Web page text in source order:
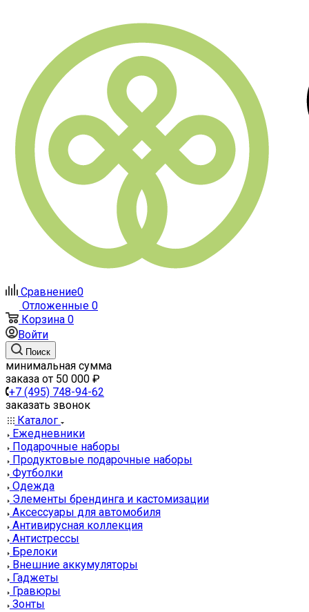
Сравнение0
Отложенные 0
Корзина 0
Войти
Поиск
минимальная сумма
заказа от 50 000 ₽
+7 (495) 748-94-62
заказать звонок
Каталог
Ежедневники
Подарочные наборы
Продуктовые подарочные наборы
Футболки
Одежда
Элементы брендинга и кастомизации
Аксессуары для автомобиля
Антивирусная коллекция
Антистрессы
Брелоки
Внешние аккумуляторы
Гаджеты
Гравюры
Зонты